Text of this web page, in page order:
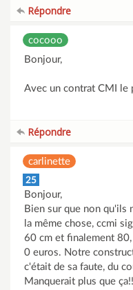
Répondre
cocooo
Bonjour,
Avec un contrat CMI le
Répondre
carlinette
25
Bonjour,
Bien sur que non qu'ils
la même chose, ccmi
60 cm et finalement
0 euros. Notre
c'était de sa faute, du
Manquerait plus que